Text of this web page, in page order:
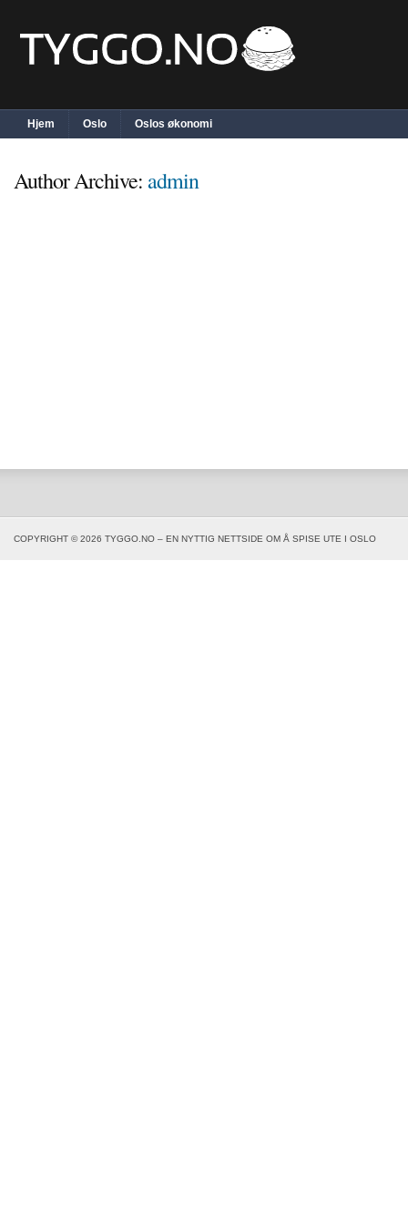
Hjem Oslo Oslos økonomi
Author Archive: admin
COPYRIGHT © 2026 TYGGO.NO – EN NYTTIG NETTSIDE OM Å SPISE UTE I OSLO